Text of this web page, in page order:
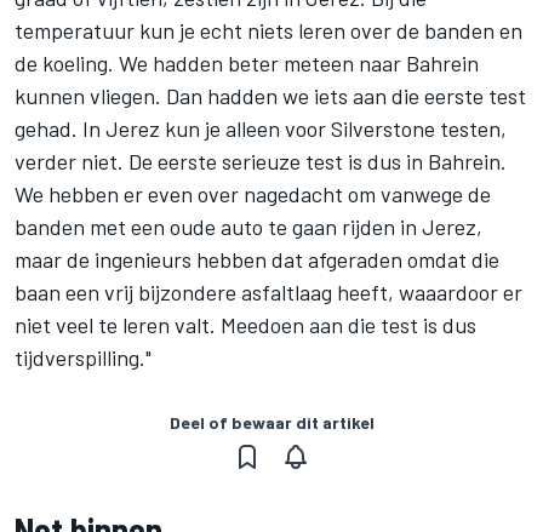
temperatuur kun je echt niets leren over de banden en
de koeling. We hadden beter meteen naar Bahrein
kunnen vliegen. Dan hadden we iets aan die eerste test
gehad. In Jerez kun je alleen voor Silverstone testen,
verder niet. De eerste serieuze test is dus in Bahrein.
We hebben er even over nagedacht om vanwege de
banden met een oude auto te gaan rijden in Jerez,
maar de ingenieurs hebben dat afgeraden omdat die
baan een vrij bijzondere asfaltlaag heeft, waaardoor er
niet veel te leren valt. Meedoen aan die test is dus
tijdverspilling."
Deel of bewaar dit artikel